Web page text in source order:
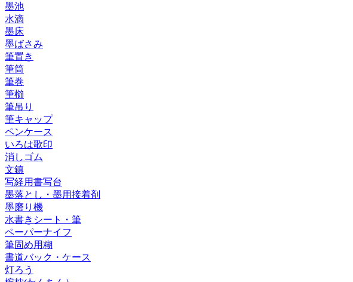
墨池
水滴
墨床
墨ばさみ
筆置き
筆筒
筆巻
筆櫛
筆吊り
筆キャップ
ペンケース
いろは歌印
消しゴム
文鎮
写経用書写台
墨落とし・墨用接着剤
墨磨り機
水書きシート・筆
ペーパーナイフ
筆固め用糊
書道バック・ケース
灯ろう